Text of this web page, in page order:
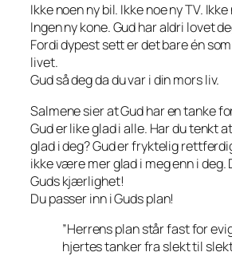
Ikke noen ny bil. Ikke noe ny TV.
Ingen ny kone. Gud har aldri lovet
Fordi dypest sett er det bare én
livet.
Gud så deg da du var i din mors liv.
Salmene sier at Gud har en tanke
Gud er like glad i alle. Har du tenkt
glad i deg? Gud er fryktelig
ikke være mer glad i meg enn i deg.
Guds kjærlighet!
Du passer inn i Guds plan!
”Herrens plan står fast for
hjertes tanker fra slekt til